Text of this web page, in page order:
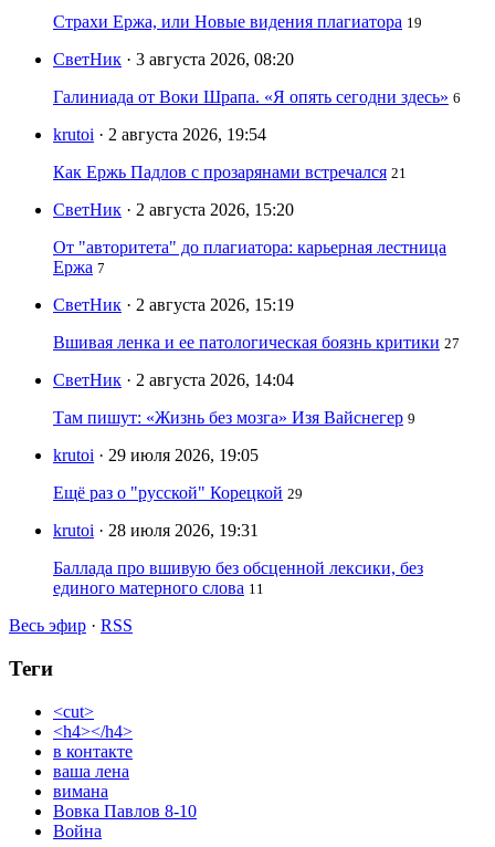
Страхи Ержа, или Новые видения плагиатора 19
СветНик · 3 августа 2026, 08:20
Галиниада от Воки Шрапа. «Я опять сегодни здесь» 6
krutoi · 2 августа 2026, 19:54
Как Ержь Падлов с прозарянами встречался 21
СветНик · 2 августа 2026, 15:20
От "авторитета" до плагиатора: карьерная лестница
Ержа 7
СветНик · 2 августа 2026, 15:19
Вшивая ленка и ее патологическая боязнь критики 27
СветНик · 2 августа 2026, 14:04
Там пишут: «Жизнь без мозга» Изя Вайснегер 9
krutoi · 29 июля 2026, 19:05
Ещё раз о "русской" Корецкой 29
krutoi · 28 июля 2026, 19:31
Баллада про вшивую без обсценной лексики, без
единого матерного слова 11
Весь эфир · RSS
Теги
<cut>
<h4></h4>
в контакте
ваша лена
вимана
Вовка Павлов 8-10
Война